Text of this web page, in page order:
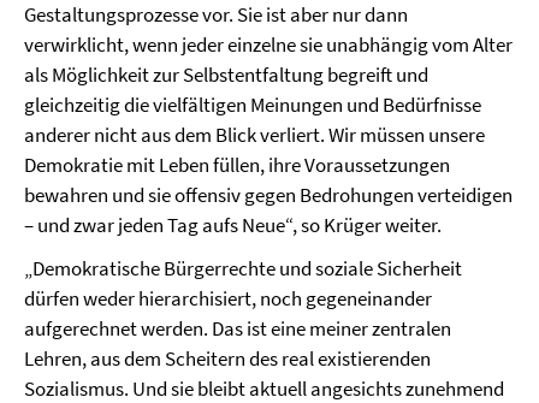
Gestaltungsprozesse vor. Sie ist aber nur dann
verwirklicht, wenn jeder einzelne sie unabhängig vom Alter
als Möglichkeit zur Selbstentfaltung begreift und
gleichzeitig die vielfältigen Meinungen und Bedürfnisse
anderer nicht aus dem Blick verliert. Wir müssen unsere
Demokratie mit Leben füllen, ihre Voraussetzungen
bewahren und sie offensiv gegen Bedrohungen verteidigen
– und zwar jeden Tag aufs Neue“, so Krüger weiter.
„Demokratische Bürgerrechte und soziale Sicherheit
dürfen weder hierarchisiert, noch gegeneinander
aufgerechnet werden. Das ist eine meiner zentralen
Lehren, aus dem Scheitern des real existierenden
Sozialismus. Und sie bleibt aktuell angesichts zunehmend